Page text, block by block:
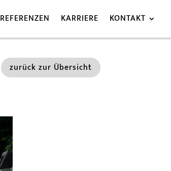
REFERENZEN KARRIERE KONTAKT
zurück zur Übersicht